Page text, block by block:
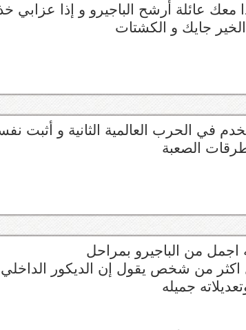
عائلة أرشح الباجيرو و إذا عزابي
جايك و الكشتات
في الحرب العالمية الثانية و أثبت
الصعبة
اجمل من الباجيرو بمراحل
من شخص يقول إن الديكور الداخلي
جميله